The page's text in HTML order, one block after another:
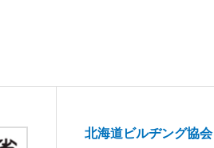
北海道ビルヂング協会